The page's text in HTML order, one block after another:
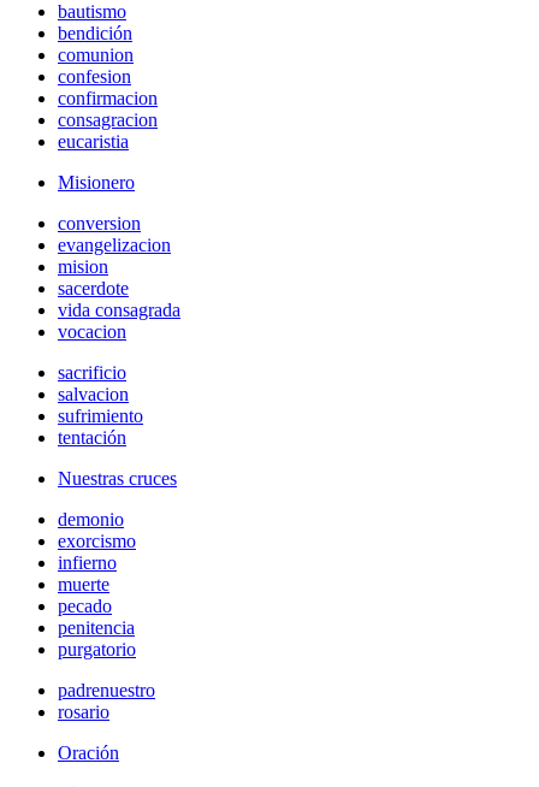
bautismo
bendición
comunion
confesion
confirmacion
consagracion
eucaristia
Misionero
conversion
evangelizacion
mision
sacerdote
vida consagrada
vocacion
sacrificio
salvacion
sufrimiento
tentación
Nuestras cruces
demonio
exorcismo
infierno
muerte
pecado
penitencia
purgatorio
padrenuestro
rosario
Oración